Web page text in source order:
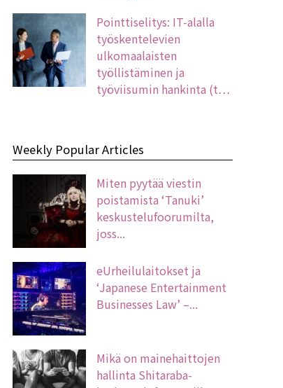
Pointtiselitys: IT-alalla
työskentelevien
ulkomaalaisten
työllistäminen ja
työviisumin hankinta (t…
Weekly Popular Articles
Miten pyytää viestin
poistamista ‘Tanuki’
keskustelufoorumilta,
joss...
eUrheilulaitokset ja
‘Japanese Entertainment
Businesses Law’ –...
Mikä on mainehaittojen
hallinta Shitaraba-